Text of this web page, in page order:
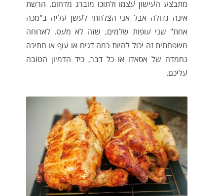
מתבצע העישון עצמו ולתוכו מוברג מדחום. הרשת
אינה גדולה אבל אני הצלחתי לעשן עליה ב"מכה
אחת" שני עופות שלמים, שזה לא מעט. לארוחה
משפחתית זה יכול להיות כמה דגים או עוף או חתיכה
נחמדה של אסאדו או כל דבר, כיד הדמיון הטובה
עליכם.